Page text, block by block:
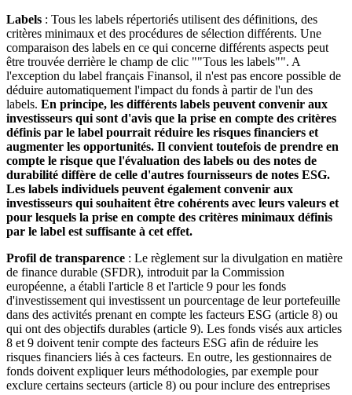
Labels : Tous les labels répertoriés utilisent des définitions, des
critères minimaux et des procédures de sélection différents. Une
comparaison des labels en ce qui concerne différents aspects peut
être trouvée derrière le champ de clic ""Tous les labels"". A
l'exception du label français Finansol, il n'est pas encore possible de
déduire automatiquement l'impact du fonds à partir de l'un des
labels. En principe, les différents labels peuvent convenir aux
investisseurs qui sont d'avis que la prise en compte des critères
définis par le label pourrait réduire les risques financiers et
augmenter les opportunités. Il convient toutefois de prendre en
compte le risque que l'évaluation des labels ou des notes de
durabilité diffère de celle d'autres fournisseurs de notes ESG.
Les labels individuels peuvent également convenir aux
investisseurs qui souhaitent être cohérents avec leurs valeurs et
pour lesquels la prise en compte des critères minimaux définis
par le label est suffisante à cet effet.
Profil de transparence : Le règlement sur la divulgation en matière
de finance durable (SFDR), introduit par la Commission
européenne, a établi l'article 8 et l'article 9 pour les fonds
d'investissement qui investissent un pourcentage de leur portefeuille
dans des activités prenant en compte les facteurs ESG (article 8) ou
qui ont des objectifs durables (article 9). Les fonds visés aux articles
8 et 9 doivent tenir compte des facteurs ESG afin de réduire les
risques financiers liés à ces facteurs. En outre, les gestionnaires de
fonds doivent expliquer leurs méthodologies, par exemple pour
exclure certains secteurs (article 8) ou pour inclure des entreprises